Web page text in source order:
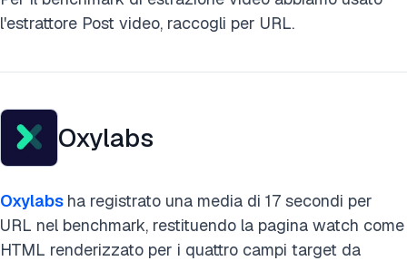
l'estrattore Post video, raccogli per URL.
Oxylabs
Oxylabs ha registrato una media di 17 secondi per
URL nel benchmark, restituendo la pagina watch come
HTML renderizzato per i quattro campi target da